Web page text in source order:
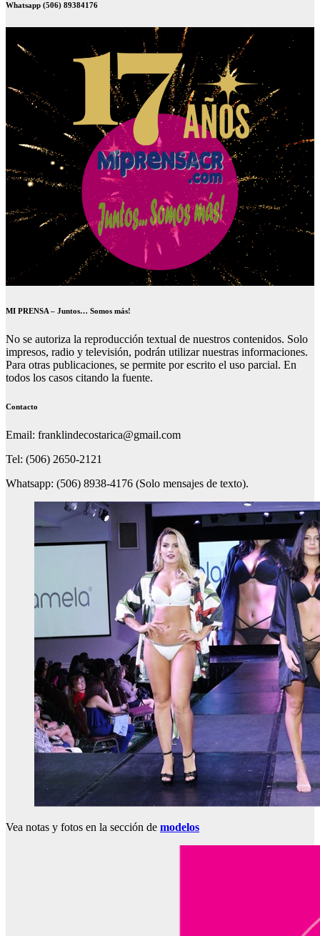
Whatsapp (506) 89384176
MI PRENSA – Juntos… Somos más!
No se autoriza la reproducción textual de nuestros contenidos. Solo
impresos, radio y televisión, podrán utilizar nuestras informaciones.
Para otras publicaciones, se permite por escrito el uso parcial. En
todos los casos citando la fuente.
Contacto
Email: franklindecostarica@gmail.com
Tel: (506) 2650-2121
Whatsapp: (506) 8938-4176 (Solo mensajes de texto).
Vea notas y fotos en la sección de modelos